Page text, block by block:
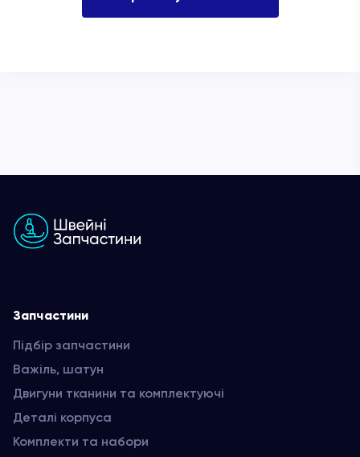
додавати нові позиції. Також привозимо
Запчастини
Підбір запчастини
Важіль, шатун
Двигуни тканини та комплектуючі
Деталі корпуса
Комплекти та набори